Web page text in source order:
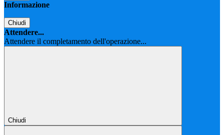
Informazione
Chiudi
Attendere...
Attendere il completamento dell'operazione...
Chiudi